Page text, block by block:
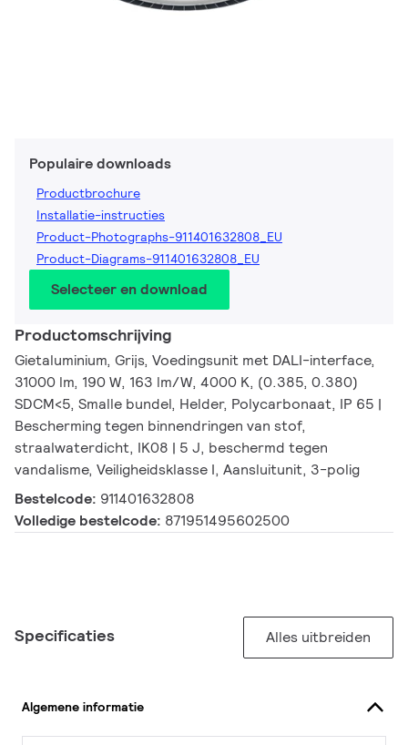
Populaire downloads
Productbrochure
Installatie-instructies
Product-Photographs-911401632808_EU
Product-Diagrams-911401632808_EU
Selecteer en download
Productomschrijving
Gietaluminium, Grijs, Voedingsunit met DALI-interface,
31000 lm, 190 W, 163 lm/W, 4000 K, (0.385, 0.380)
SDCM<5, Smalle bundel, Helder, Polycarbonaat, IP 65 |
Bescherming tegen binnendringen van stof,
straalwaterdicht, IK08 | 5 J, beschermd tegen
vandalisme, Veiligheidsklasse I, Aansluitunit, 3-polig
Bestelcode: 911401632808
Volledige bestelcode: 871951495602500
Specificaties Alles uitbreiden
Algemene informatie